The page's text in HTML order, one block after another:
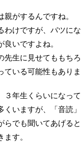
がするんですね。
わけですが、バツに
いですよね。
先生に見せてももち
いる可能性もありま
３年生くらいになっ
いますが、「音読
でも聞いてあげると
す。